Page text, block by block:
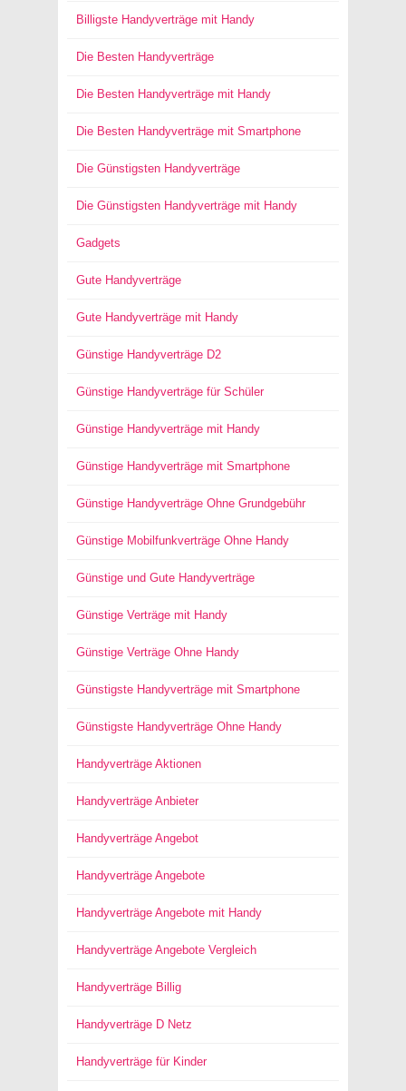
Billigste Handyverträge mit Handy
Die Besten Handyverträge
Die Besten Handyverträge mit Handy
Die Besten Handyverträge mit Smartphone
Die Günstigsten Handyverträge
Die Günstigsten Handyverträge mit Handy
Gadgets
Gute Handyverträge
Gute Handyverträge mit Handy
Günstige Handyverträge D2
Günstige Handyverträge für Schüler
Günstige Handyverträge mit Handy
Günstige Handyverträge mit Smartphone
Günstige Handyverträge Ohne Grundgebühr
Günstige Mobilfunkverträge Ohne Handy
Günstige und Gute Handyverträge
Günstige Verträge mit Handy
Günstige Verträge Ohne Handy
Günstigste Handyverträge mit Smartphone
Günstigste Handyverträge Ohne Handy
Handyverträge Aktionen
Handyverträge Anbieter
Handyverträge Angebot
Handyverträge Angebote
Handyverträge Angebote mit Handy
Handyverträge Angebote Vergleich
Handyverträge Billig
Handyverträge D Netz
Handyverträge für Kinder